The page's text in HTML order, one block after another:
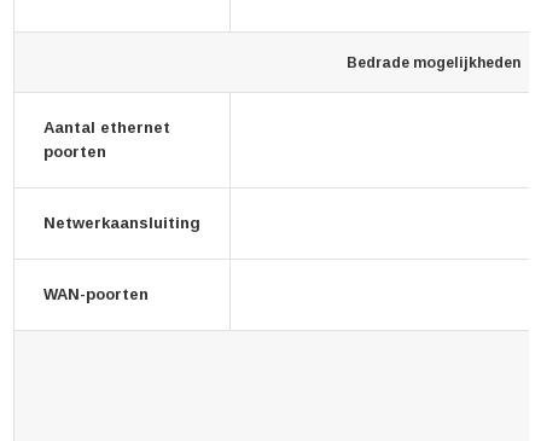
Bedrade mogelijkheden
Aantal ethernet
poorten
Netwerkaansluiting
WAN-poorten